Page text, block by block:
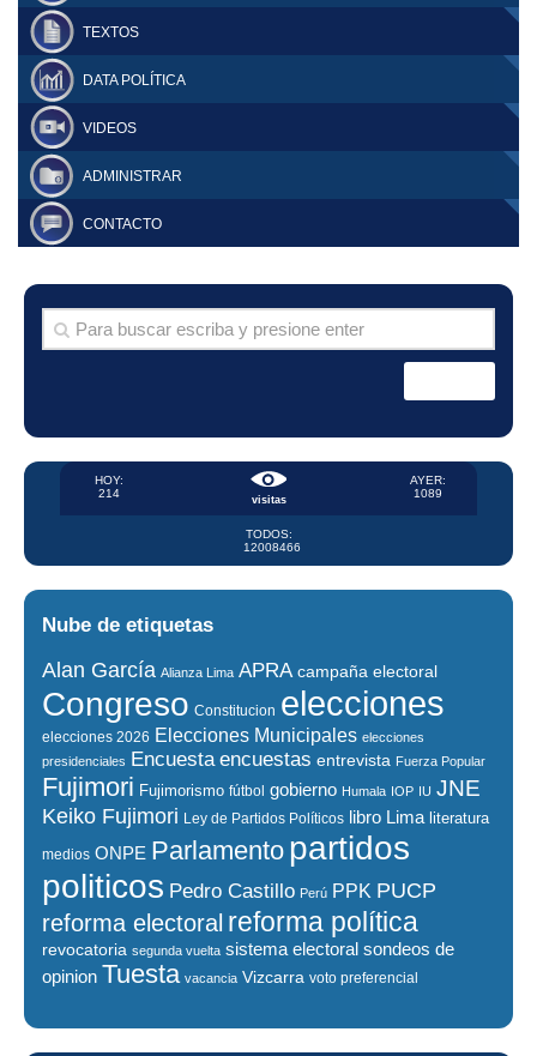
TEXTOS
DATA POLÍTICA
VIDEOS
ADMINISTRAR
CONTACTO
visitas
HOY:
214
AYER:
1089
TODOS:
12008466
Nube de etiquetas
Alan García Alianza Lima APRA campaña electoral
Congreso Constitucion elecciones
elecciones 2026 Elecciones Municipales elecciones
presidenciales
Encuesta encuestas entrevista Fuerza Popular
Fujimori Fujimorismo fútbol gobierno Humala IOP IU JNE
Keiko Fujimori Ley de Partidos Políticos libro Lima literatura
medios ONPE Parlamento partidos
politicos Pedro Castillo Perú PPK PUCP
reforma electoral reforma política
revocatoria segunda vuelta sistema electoral sondeos de
opinion Tuesta vacancia Vizcarra voto preferencial